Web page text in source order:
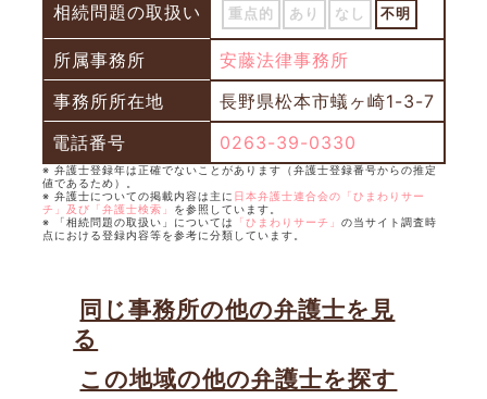
相続問題の取扱い
重点的 あり なし 不明
所属事務所
安藤法律事務所
事務所所在地
長野県松本市蟻ヶ崎1-3-7
電話番号
0263-39-0330
※ 弁護士登録年は正確でないことがあります（弁護士登録番号からの推定
値であるため）。
※ 弁護士についての掲載内容は主に 日本弁護士連合会の「ひまわりサー
チ」及び「弁護士検索」
を参照しています。
※ 「相続問題の取扱い」については
「ひまわりサーチ」 の当サイト調査時
点における登録内容等を参考に分類しています。
同じ事務所の他の弁護士を見
る
この地域の他の弁護士を探す